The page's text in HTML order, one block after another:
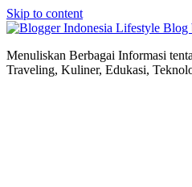
Skip to content
Lifestyle Blog
Menuliskan Berbagai Informasi
Traveling, Kuliner, Edukasi,